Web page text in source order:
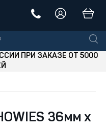
ПРИ ЗАКАЗЕ ОТ 5000
36мм х